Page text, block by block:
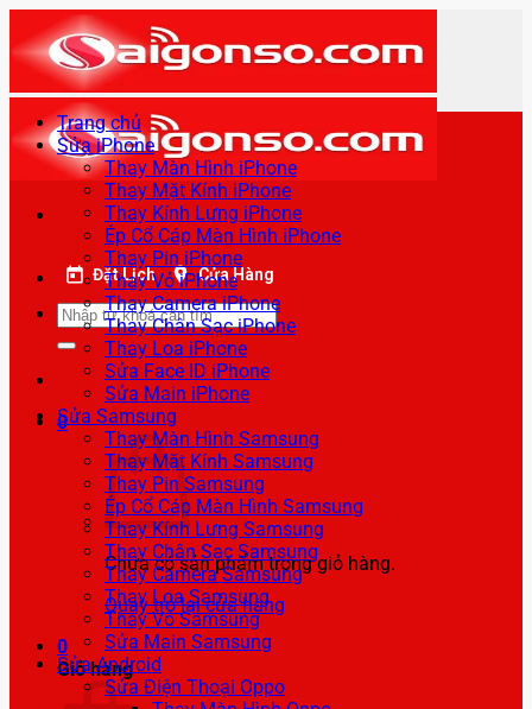
qua
nội
dung
Đặt Lịch Cửa Hàng
Tìm
kiếm:
0
Chưa có sản phẩm trong giỏ hàng.
Quay trở lại cửa hàng
0
Giỏ hàng
Trang chủ
Sửa iPhone
Thay Màn Hình iPhone
Thay Mặt Kính iPhone
Thay Kính Lưng iPhone
Ép Cổ Cáp Màn Hình iPhone
Thay Pin iPhone
Thay Vỏ iPhone
Thay Camera iPhone
Thay Chân Sạc iPhone
Thay Loa iPhone
Sửa Face ID iPhone
Sửa Main iPhone
Sửa Samsung
Thay Màn Hình Samsung
Thay Mặt Kính Samsung
Thay Pin Samsung
Ép Cổ Cáp Màn Hình Samsung
Thay Kính Lưng Samsung
Thay Chân Sạc Samsung
Thay Camera Samsung
Thay Loa Samsung
Thay Vỏ Samsung
Sửa Main Samsung
Sửa Android
Sửa Điện Thoại Oppo